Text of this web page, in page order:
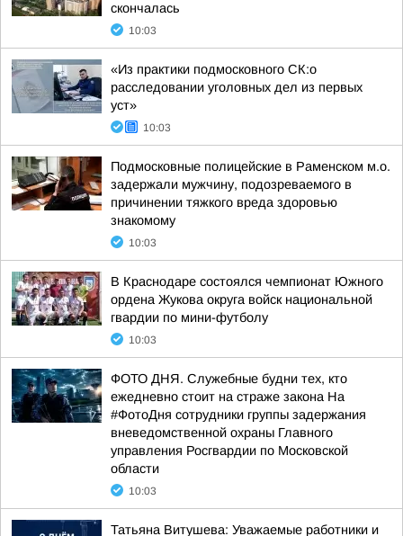
скончалась
10:03
«Из практики подмосковного СК:о
расследовании уголовных дел из первых
уст»
10:03
Подмосковные полицейские в Раменском м.о.
задержали мужчину, подозреваемого в
причинении тяжкого вреда здоровью
знакомому
10:03
В Краснодаре состоялся чемпионат Южного
ордена Жукова округа войск национальной
гвардии по мини-футболу
10:03
ФОТО ДНЯ. Служебные будни тех, кто
ежедневно стоит на страже закона На
#ФотоДня сотрудники группы задержания
вневедомственной охраны Главного
управления Росгвардии по Московской
области
10:03
Татьяна Витушева: Уважаемые работники и